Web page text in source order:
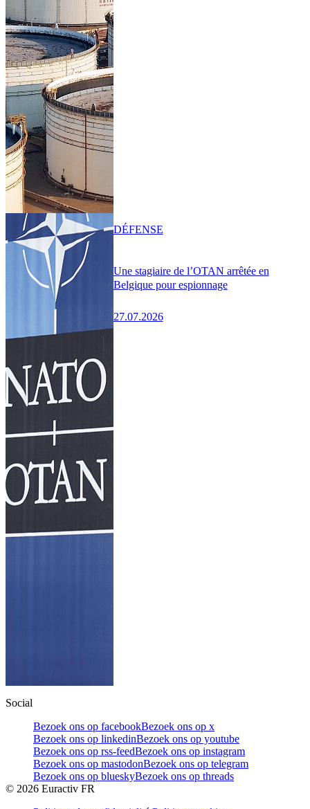
Une stagiaire de l’OTAN arrêtée en
Belgique pour espionnage
27.07.2026
DÉFENSE
Social
Bezoek ons op facebookBezoek ons op x
Bezoek ons op linkedinBezoek ons op youtube
Bezoek ons op rss-feedBezoek ons op instagram
Bezoek ons op mastodonBezoek ons op telegram
Bezoek ons op blueskyBezoek ons op threads
© 2026 Euractiv FR